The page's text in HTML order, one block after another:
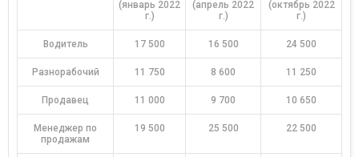
(январь 2022
г.)
(апрель 2022
г.)
(октябрь 2022
г.)
Водитель 17 500 16 500 24 500
Разнорабочий 11 750 8 600 11 250
Продавец 11 000 9 700 10 650
Менеджер по
продажам
19 500 25 500 22 500